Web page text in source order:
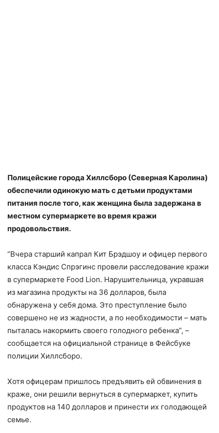
Полицейские города Хиллсборо (Северная Каролина)
обеспечили одинокую мать с детьми продуктами
питания после того, как женщина была задержана в
местном супермаркете во время кражи
продовольствия.
“Вчера старший капрал Кит Брэдшоу и офицер первого
класса Кэндис Спрэгинс провели расследование кражи
в супермаркете Food Lion. Нарушительница, укравшая
из магазина продукты на 36 долларов, была
обнаружена у себя дома. Это преступление было
совершено не из жадности, а по необходимости – мать
пыталась накормить своего голодного ребенка”, –
сообщается на официальной странице в Фейсбуке
полиции Хиллсборо.
Хотя офицерам пришлось предъявить ей обвинения в
краже, они решили вернуться в супермаркет, купить
продуктов на 140 долларов и принести их голодающей
семье.